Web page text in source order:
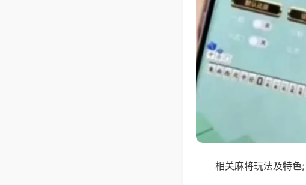
相关麻将玩法及特色;